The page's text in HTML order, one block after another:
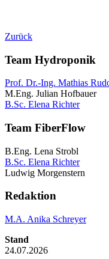
Zurück
Team Hydroponik
Prof. Dr.-Ing. Mathias
M.Eng. Julian Hofbauer
B.Sc. Elena Richter
Team FiberFlow
B.Eng. Lena Strobl
B.Sc. Elena Richter
Ludwig Morgenstern
Redaktion
M.A. Anika Schreyer
Stand
24.07.2026